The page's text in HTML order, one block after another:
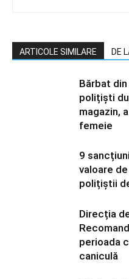
ARTICOLE SIMILARE DE
Bărbat
polițiști
magazin,
femeie
9
valoare
polițiștii
Direcția
perioada
caniculă